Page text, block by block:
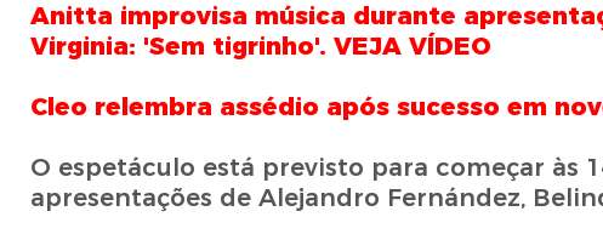
Anitta improvisa música durante
Virginia: 'Sem tigrinho'. VEJA VÍDEO
Cleo relembra assédio após sucesso em
O espetáculo está previsto para começar às
apresentações de Alejandro Fernández,